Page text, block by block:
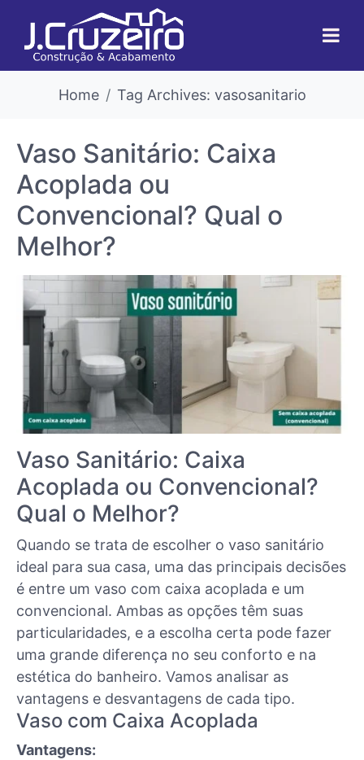
Home Tag Archives: vasosanitario
Vaso Sanitário: Caixa
Acoplada ou
Convencional? Qual o
Melhor?
Vaso Sanitário: Caixa
Acoplada ou Convencional?
Qual o Melhor?
Quando se trata de escolher o vaso sanitário
ideal para sua casa, uma das principais decisões
é entre um vaso com caixa acoplada e um
convencional. Ambas as opções têm suas
particularidades, e a escolha certa pode fazer
uma grande diferença no seu conforto e na
estética do banheiro. Vamos analisar as
vantagens e desvantagens de cada tipo.
Vaso com Caixa Acoplada
Vantagens: